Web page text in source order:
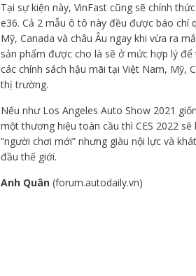
Tại sự kiện này, VinFast cũng sẽ chính
e36. Cả 2 mẫu ô tô này đều được báo chí
Mỹ, Canada và châu Âu ngay khi vừa ra
sản phẩm được cho là sẽ ở mức hợp lý
các chính sách hậu mãi tại Việt Nam, Mỹ,
thị trường.
Nếu như Los Angeles Auto Show 2021
một thương hiệu toàn cầu thì CES 2022
“người chơi mới” nhưng giàu nội lực và
đầu thế giới.
Anh Quân (forum.autodaily.vn)